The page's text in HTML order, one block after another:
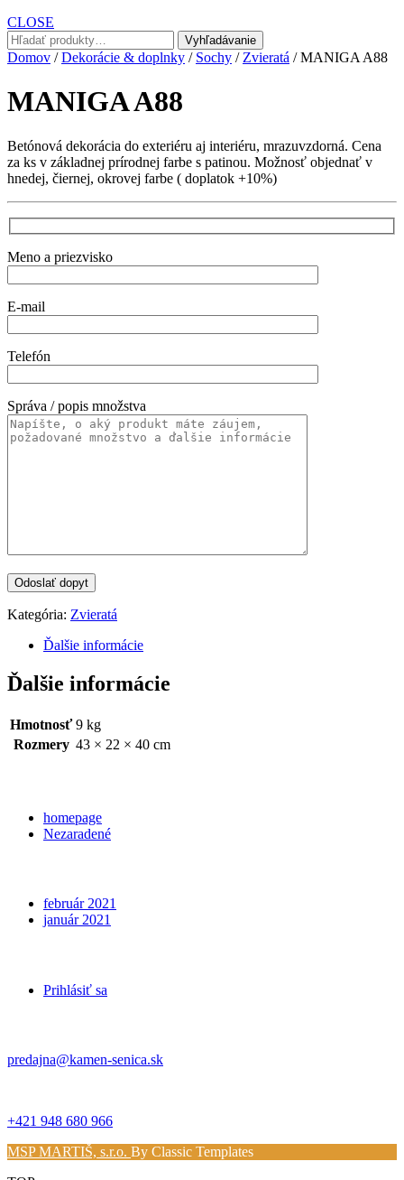
CLOSE
Hľadať:
Vyhľadávanie
Domov /Dekorácie & doplnky / Sochy / Zvieratá / MANIGA A88
MANIGA A88
Betónová dekorácia do exteriéru aj interiéru, mrazuvzdorná. Cena
za ks v základnej prírodnej farbe s patinou. Možnosť objednať v
hnedej, čiernej, okrovej farbe ( doplatok +10%)
Meno a priezvisko
E-mail
Telefón
Správa / popis množstva
Kategória: Zvieratá
Ďalšie informácie
Ďalšie informácie
Hmotnosť 9 kg
Rozmery 43 × 22 × 40 cm
homepage
Nezaradené
február 2021
január 2021
Prihlásiť sa
predajna@kamen-senica.sk
+421 948 680 966
MSP MARTIŠ, s.r.o. By Classic Templates